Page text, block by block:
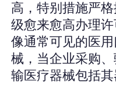
高，特别措施严
级愈来愈高办理
像通常可见的医
械，当企业采购
输医疗器械包括